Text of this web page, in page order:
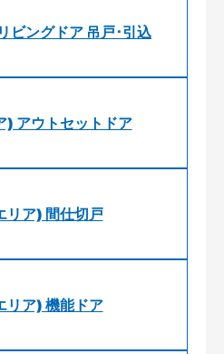
ビングドア 吊戸･引込
アウトセットドア
ア) 間仕切戸
ア) 機能ドア